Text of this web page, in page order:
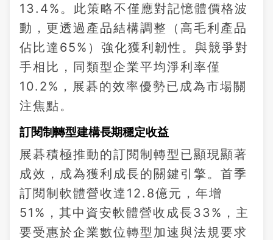
13.4%。此策略不僅應對記憶體價格波
動，更透過產品結構調整（高毛利產品
佔比達65%）強化獲利韌性。與競爭對
手相比，同類型企業平均淨利率僅
10.2%，展碁的效率優勢已成為市場關
注焦點。
訂閱制轉型建構長期穩定收益
展碁積極推動的訂閱制轉型已顯現顯著
成效，成為獲利成長的關鍵引擎。首季
訂閱制軟體營收達12.8億元，年增
51%，其中資安軟體營收成長33%，主
要受惠於企業數位轉型加速與法規要求